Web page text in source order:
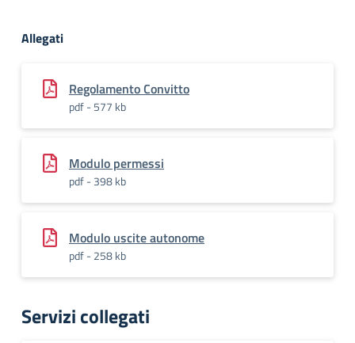
Allegati
Regolamento Convitto
pdf - 577 kb
Modulo permessi
pdf - 398 kb
Modulo uscite autonome
pdf - 258 kb
Servizi collegati